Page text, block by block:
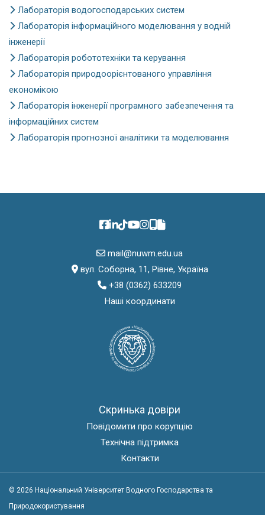
Лабораторія водогосподарських систем
Лабораторія інформаційного моделювання у водній
інженерії
Лабораторія робототехніки та керування
Лабораторія природоорієнтованого управління
економікою
Лабораторія інженерії програмного забезпечення та
інформаційних систем
Лабораторія прогнозної аналітики та моделювання
mail@nuwm.edu.ua
вул. Соборна, 11, Рівне, Україна
+38 (0362) 633209
Наші координати
Скринька довіри
Повідомити про корупцію
Технічна підтримка
Контакти
© 2026 Національний Університет Водного Господарства та
Природокористування